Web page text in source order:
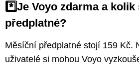
*️⃣Je Voyo zdarma a
předplatné?
Měsíční předplatné stojí 159 Kč.
uživatelé si mohou Voyo